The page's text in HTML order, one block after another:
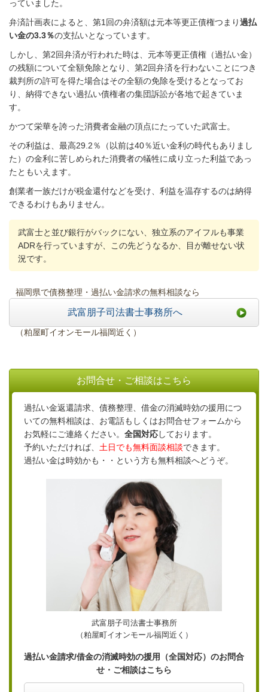
っていました。
弁済計画表によると、第1回の弁済額は元本等更正債権つまり過払
い金の3.3％の支払いとなっています。
しかし、第2回弁済が行われた時は、元本等更正債権（過払い金）
の残額について全額免除となり、第2回弁済を行わないことにつき
裁判所の許可を得た場合はその全額の免除を受けるとなってお
り、納得できない過払い債権者の集団訴訟が各地で起きていま
す。
かつて栄華を誇った消費者金融の頂点にたっていた武富士。
その利益は、最高29.2％（以前は40％近い金利の時代もありまし
た）の金利に苦しめられた消費者の犠牲に成り立った利益であっ
たともいえます。
創業者一族だけが税金還付などを受け、利益を温存するのは納得
できるわけもありません。
武富士と並び銀行がバックにない、独立系のアイフルも事業
ADRを行っていますが、この先どうなるか、目が離せない状
況です。
福岡県で債務整理・過払い金請求の無料相談なら
武富朋子司法書士事務所へ
（粕屋町イオンモール福岡近く）
お問合せ・ご相談はこちら
過払い金返還請求、債務整理、借金の消滅時効の援用につ
いての無料相談は、お電話もしくはお問合せフォームから
お気軽にご連絡ください。 全国対応しております。
予約いただければ、 土日でも無料面談相談できます。
過払い金は時効かも・・という方も無料相談へどうぞ。
武富朋子司法書士事務所
（粕屋町イオンモール福岡近く）
過払い金請求/借金の消滅時効の援用（全国対応）のお問合
せ・ご相談はこちら